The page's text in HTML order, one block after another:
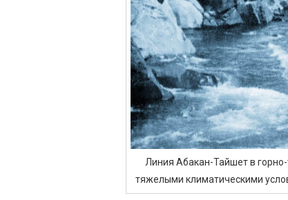
Линия Абакан-Тайшет в
тяжелыми климатическими